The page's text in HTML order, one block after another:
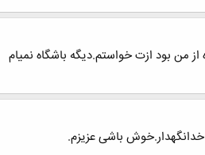
من بود ازت خواستم.دیگه باشگاه نمیام
باشی عزیزم.